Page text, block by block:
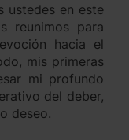
ustedes en este
reunimos para
hacia el
mis primeras
mi profundo
del deber,
deseo.